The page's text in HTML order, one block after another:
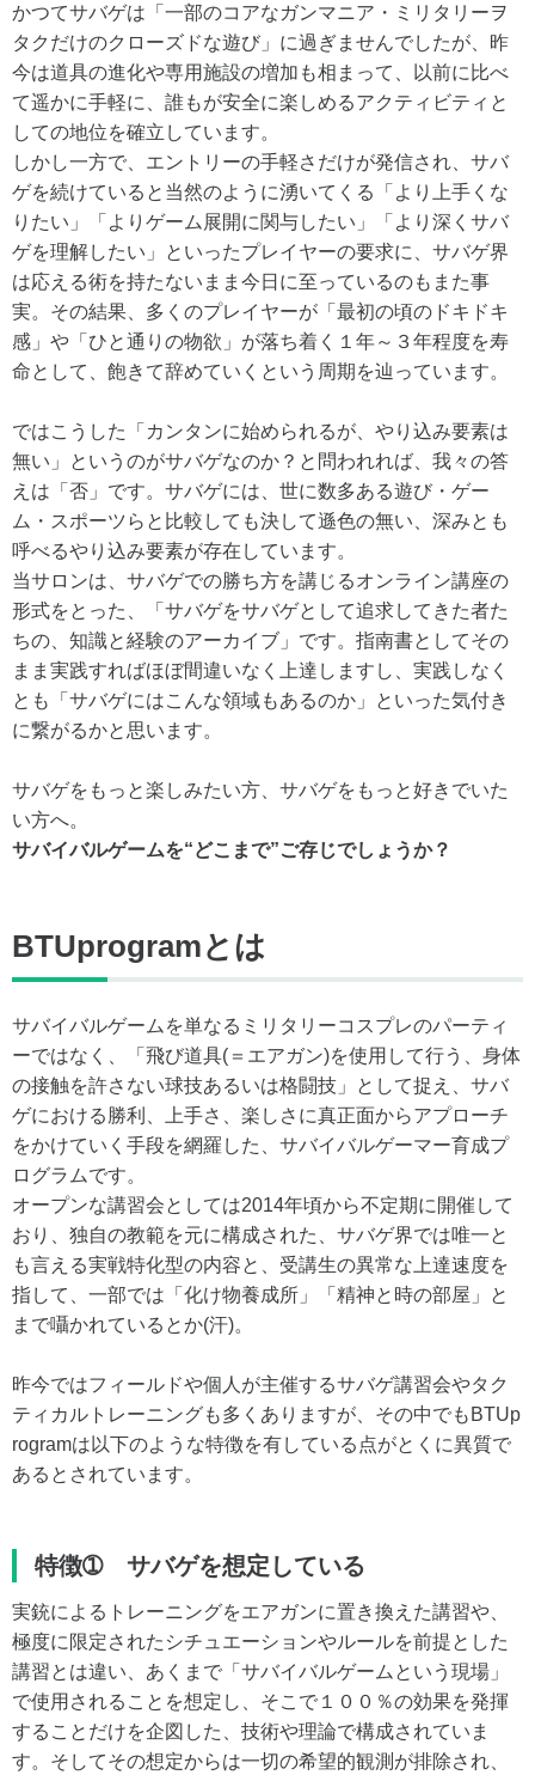
かつてサバゲは「一部のコアなガンマニア・ミリタリーヲ
タクだけのクローズドな遊び」に過ぎませんでしたが、昨
今は道具の進化や専用施設の増加も相まって、以前に比べ
て遥かに手軽に、誰もが安全に楽しめるアクティビティと
しての地位を確立しています。
しかし一方で、エントリーの手軽さだけが発信され、サバ
ゲを続けていると当然のように湧いてくる「より上手くな
りたい」「よりゲーム展開に関与したい」「より深くサバ
ゲを理解したい」といったプレイヤーの要求に、サバゲ界
は応える術を持たないまま今日に至っているのもまた事
実。その結果、多くのプレイヤーが「最初の頃のドキドキ
感」や「ひと通りの物欲」が落ち着く１年～３年程度を寿
命として、飽きて辞めていくという周期を辿っています。
ではこうした「カンタンに始められるが、やり込み要素は
無い」というのがサバゲなのか？と問われれば、我々の答
えは「否」です。サバゲには、世に数多ある遊び・ゲー
ム・スポーツらと比較しても決して遜色の無い、深みとも
呼べるやり込み要素が存在しています。
当サロンは、サバゲでの勝ち方を講じるオンライン講座の
形式をとった、「サバゲをサバゲとして追求してきた者た
ちの、知識と経験のアーカイブ」です。指南書としてその
まま実践すればほぼ間違いなく上達しますし、実践しなく
とも「サバゲにはこんな領域もあるのか」といった気付き
に繋がるかと思います。
サバゲをもっと楽しみたい方、サバゲをもっと好きでいた
い方へ。
サバイバルゲームを“どこまで”ご存じでしょうか？
BTUprogramとは
サバイバルゲームを単なるミリタリーコスプレのパーティ
ーではなく、「飛び道具(＝エアガン)を使用して行う、身体
の接触を許さない球技あるいは格闘技」として捉え、サバ
ゲにおける勝利、上手さ、楽しさに真正面からアプローチ
をかけていく手段を網羅した、サバイバルゲーマー育成プ
ログラムです。
オープンな講習会としては2014年頃から不定期に開催して
おり、独自の教範を元に構成された、サバゲ界では唯一と
も言える実戦特化型の内容と、受講生の異常な上達速度を
指して、一部では「化け物養成所」「精神と時の部屋」と
まで囁かれているとか(汗)。
昨今ではフィールドや個人が主催するサバゲ講習会やタク
ティカルトレーニングも多くありますが、その中でもBTUp
rogramは以下のような特徴を有している点がとくに異質で
あるとされています。
特徴➀ サバゲを想定している
実銃によるトレーニングをエアガンに置き換えた講習や、
極度に限定されたシチュエーションやルールを前提とした
講習とは違い、あくまで「サバイバルゲームという現場」
で使用されることを想定し、そこで１００％の効果を発揮
することだけを企図した、技術や理論で構成されていま
す。そしてその想定からは一切の希望的観測が排除され、